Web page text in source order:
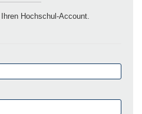
Hochschul-Account.